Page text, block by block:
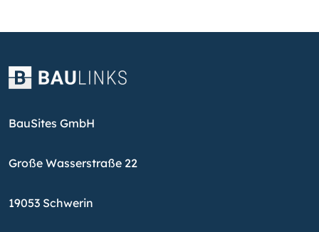
BauSites GmbH
Große Wasserstraße 22
19053 Schwerin